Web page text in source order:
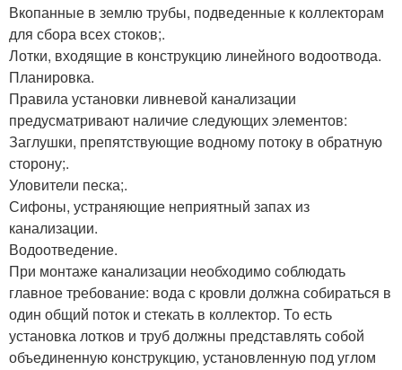
Вкопанные в землю трубы, подведенные к коллекторам
для сбора всех стоков;.
Лотки, входящие в конструкцию линейного водоотвода.
Планировка.
Правила установки ливневой канализации
предусматривают наличие следующих элементов:
Заглушки, препятствующие водному потоку в обратную
сторону;.
Уловители песка;.
Сифоны, устраняющие неприятный запах из
канализации.
Водоотведение.
При монтаже канализации необходимо соблюдать
главное требование: вода с кровли должна собираться в
один общий поток и стекать в коллектор. То есть
установка лотков и труб должны представлять собой
объединенную конструкцию, установленную под углом